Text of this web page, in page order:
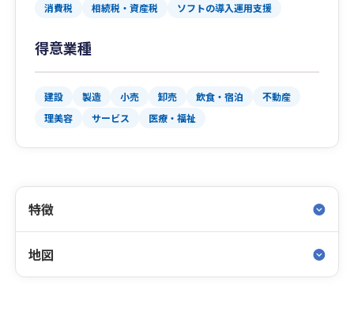
消費税
相続税・資産税 ソフトの導入運用支援
得意業種
建設 製造 小売 卸売 飲食・宿泊
不動産
理美容
サービス 医療・福祉
特徴
地図